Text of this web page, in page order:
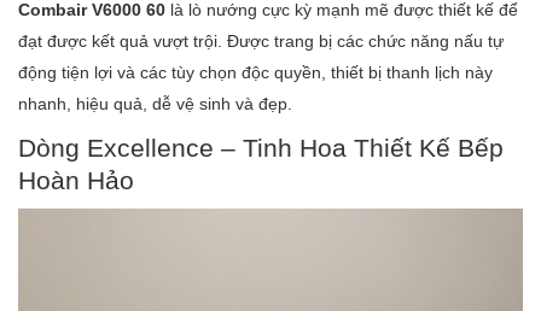
Tiêu thụ năng lượng - nấu ăn thông
thường: 0,73 kWh
không khí nóng: 0,68 kWh
Combair V6000 60 là lò nướng cực kỳ mạnh mẽ được thiết kế để
đạt được kết quả vượt trội. Được trang bị các chức năng nấu tự
động tiện lợi và các tùy chọn độc quyền, thiết bị thanh lịch này
nhanh, hiệu quả, dễ vệ sinh và đẹp.
Dòng Excellence – Tinh Hoa Thiết Kế Bếp
Hoàn Hảo